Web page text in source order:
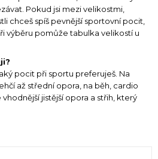
Pokud jsi mezi velikostmi,
chceš spíš pevnější sportovní pocit,
výběru pomůže tabulka velikostí u
pocit při sportu preferuješ. Na
až střední opora, na běh, cardio
jistější opora a střih, který